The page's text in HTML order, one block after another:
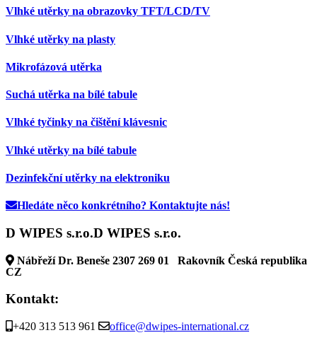
Vlhké utěrky na obrazovky TFT/LCD/TV
Vlhké utěrky na plasty
Mikrofázová utěrka
Suchá utěrka na bílé tabule
Vlhké tyčinky na čištění klávesnic
Vlhké utěrky na bílé tabule
Dezinfekční utěrky na elektroniku
Hledáte něco konkrétního? Kontaktujte nás!
D WIPES s.r.o.D WIPES s.r.o.
Nábřeží Dr. Beneše 2307 269 01 Rakovník Česká republika
CZ
Kontakt:
+420 313 513 961 office@dwipes-international.cz